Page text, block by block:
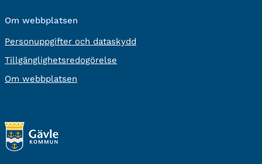
Om webbplatsen
Personuppgifter och dataskydd
Tillgänglighetsredogörelse
Om webbplatsen